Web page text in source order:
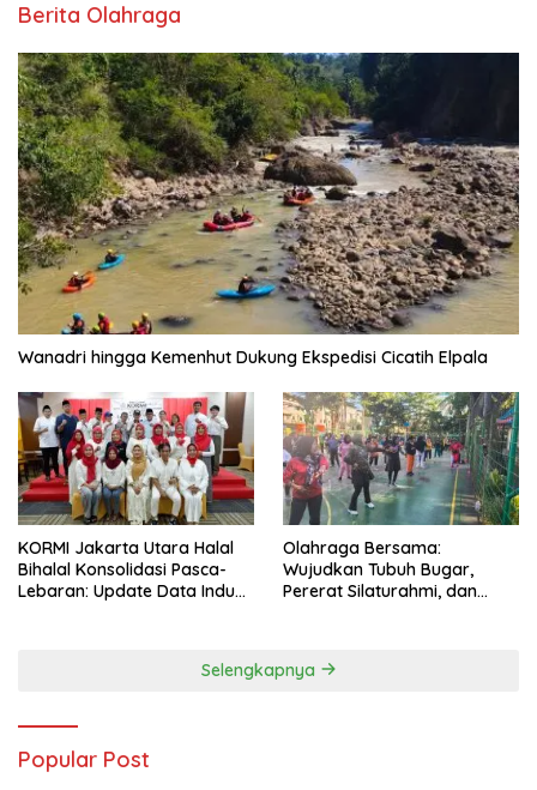
Berita Olahraga
Wanadri hingga Kemenhut Dukung Ekspedisi Cicatih Elpala
KORMI Jakarta Utara Halal
Bihalal Konsolidasi Pasca-
Lebaran: Update Data Induk
Olahraga Bersama:
Wujudkan Tubuh Bugar,
Pererat Silaturahmi, dan
Selengkapnya
Popular Post